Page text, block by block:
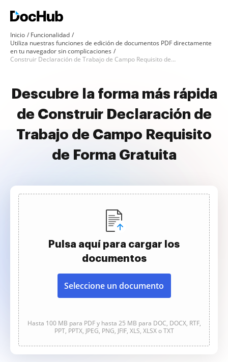
Inicio
Funcionalidad
Utiliza nuestras funciones de edición de documentos PDF directamente
en tu navegador sin complicaciones
Construir Declaración de Trabajo de Campo Requisito de Forma Gratuita
Descubre la forma más rápida
de Construir Declaración de
Trabajo de Campo Requisito
de Forma Gratuita
Pulsa aquí para cargar los
documentos
Seleccione un documento
Hasta 100 MB para PDF y hasta 25 MB para DOC, DOCX, RTF,
PPT, PPTX, JPEG, PNG, JFIF, XLS, XLSX o TXT